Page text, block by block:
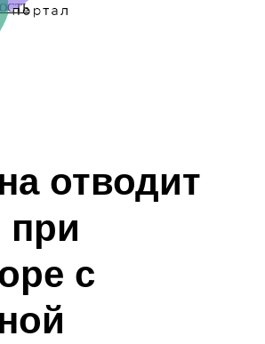
отводит
при
с